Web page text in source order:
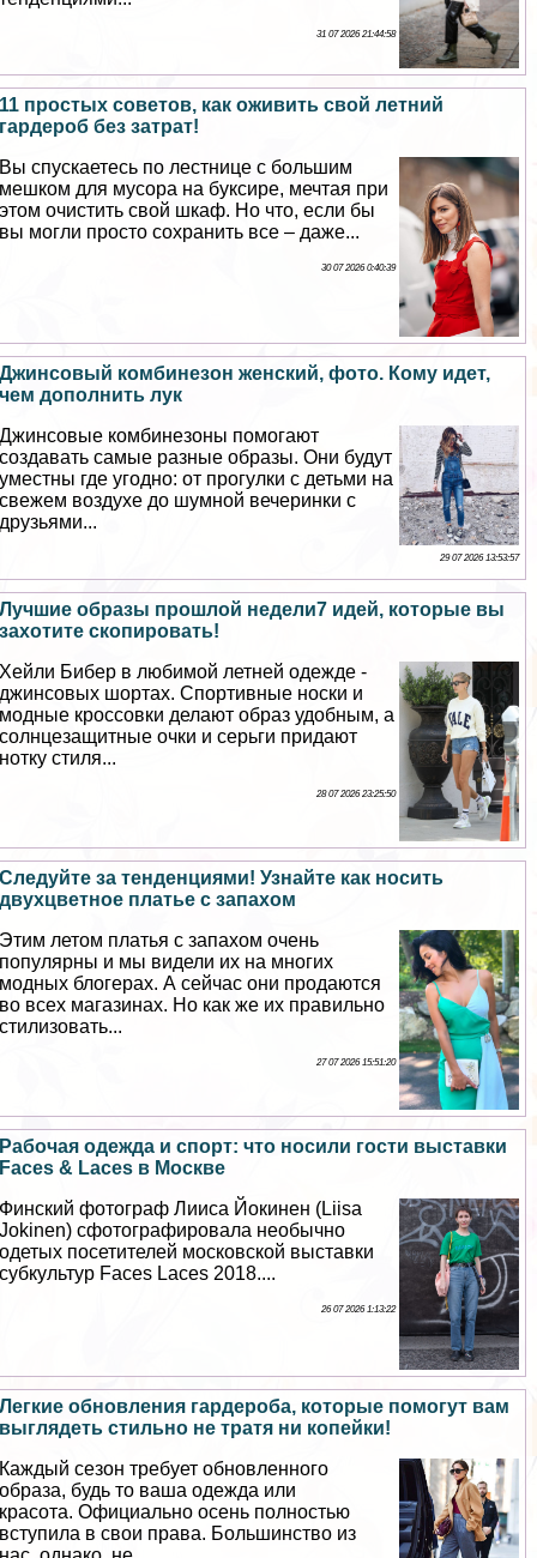
31 07 2026 21:44:58
11 простых советов, как оживить свой летний
гардероб без затрат!
Вы спускаетесь по лестнице с большим
мешком для мусора на буксире, мечтая при
этом очистить свой шкаф. Но что, если бы
вы могли просто сохранить все – даже...
30 07 2026 0:40:39
Джинсовый комбинезон женский, фото. Кому идет,
чем дополнить лук
Джинсовые комбинезоны помогают
создавать самые разные образы. Они будут
уместны где угодно: от прогулки с детьми на
свежем воздухе до шумной вечеринки с
друзьями...
29 07 2026 13:53:57
Лучшие образы прошлой недели7 идей, которые вы
захотите скопировать!
Хейли Бибер в любимой летней одежде -
джинсовых шортах. Спортивные носки и
модные кроссовки делают образ удобным, а
солнцезащитные очки и серьги придают
нотку стиля...
28 07 2026 23:25:50
Следуйте за тенденциями! Узнайте как носить
двухцветное платье с запахом
Этим летом платья с запахом очень
популярны и мы видели их на многих
модных блогерах. А сейчас они продаются
во всех магазинах. Но как же их правильно
стилизовать...
27 07 2026 15:51:20
Рабочая одежда и спорт: что носили гости выставки
Faces & Laces в Москве
Финский фотограф Лииса Йокинен (Liisa
Jokinen) сфотографировала необычно
одетых посетителей московской выставки
субкультур Faces Laces 2018....
26 07 2026 1:13:22
Легкие обновления гардероба, которые помогут вам
выглядеть стильно не тратя ни копейки!
Каждый сезон требует обновленного
образа, будь то ваша одежда или
красота. Официально осень полностью
вступила в свои права. Большинство из